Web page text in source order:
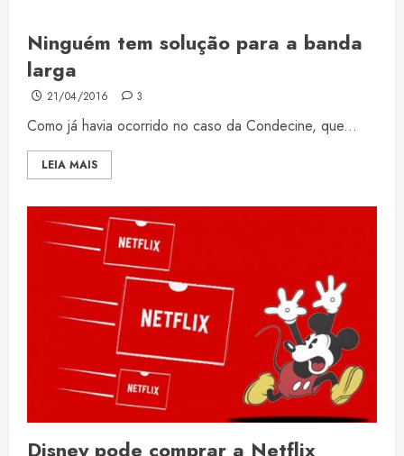
Ninguém tem solução para a banda
larga
21/04/2016 3
Como já havia ocorrido no caso da Condecine, que...
LEIA MAIS
Disney pode comprar a Netflix